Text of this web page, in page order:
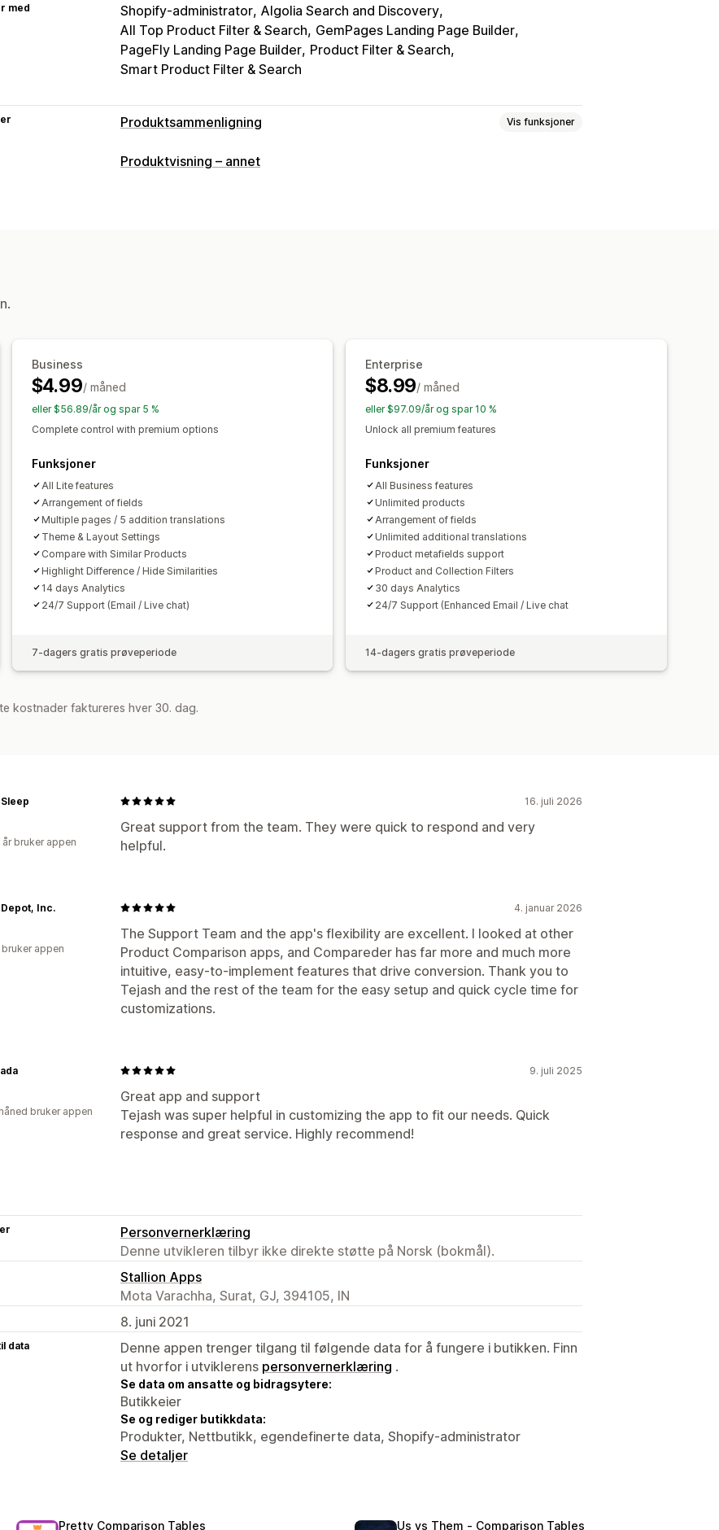
med Shopify-administrator Algolia Search and Discovery
All Top Product Filter & Search GemPages Landing Page Builder
PageFly Landing Page Builder Product Filter & Search
Smart Product Filter & Search
Produktsammenligning Vis funksjoner
Sammenligningsverktøy
Produktvisning – annet
Business
$4.99/ måned
eller $56.89/år og spar 5 %
Complete control with premium options
Funksjoner
All Lite features
Arrangement of fields
Multiple pages / 5 addition translations
Theme & Layout Settings
Compare with Similar Products
Highlight Difference / Hide Similarities
14 days Analytics
24/7 Support (Email / Live chat)
7-dagers gratis prøveperiode
Enterprise
$8.99/ måned
eller $97.09/år og spar 10 %
Unlock all premium features
Funksjoner
All Business features
Unlimited products
Arrangement of fields
Unlimited additional translations
Product metafields support
Product and Collection Filters
30 days Analytics
24/7 Support (Enhanced Email / Live chat
14-dagers gratis prøveperiode
kostnader faktureres hver 30. dag.
16. juli 2026
Great support from the team. They were quick to respond and very
helpful.
bruker appen
4. januar 2026
The Support Team and the app's flexibility are excellent. I looked at other
Product Comparison apps, and Compareder has far more and much more
intuitive, easy-to-implement features that drive conversion. Thank you to
Tejash and the rest of the team for the easy setup and quick cycle time for
customizations.
Inc.
appen
9. juli 2025
Great app and support
Tejash was super helpful in customizing the app to fit our needs. Quick
response and great service. Highly recommend!
bruker appen
Personvernerklæring
Denne utvikleren tilbyr ikke direkte støtte på Norsk (bokmål).
Stallion Apps
Mota Varachha, Surat, GJ, 394105, IN
8. juni 2021
data
Denne appen trenger tilgang til følgende data for å fungere i butikken. Finn
ut hvorfor i utviklerens personvernerklæring .
Se data om ansatte og bidragsytere:
Butikkeier
Se og rediger butikkdata:
Produkter, Nettbutikk, egendefinerte data, Shopify-administrator
Se detaljer
Pretty Comparison Tables Us vs Them ‑ Comparison Tables